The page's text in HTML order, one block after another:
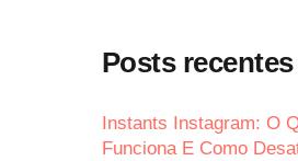
Posts recentes
Instants Instagram: O
Funciona E Como